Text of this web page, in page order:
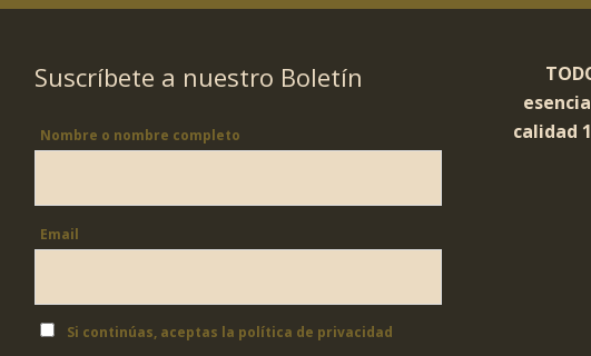
Suscríbete a nuestro Boletín
Nombre o nombre completo
Email
Si continúas, aceptas la política de privacidad
calidad